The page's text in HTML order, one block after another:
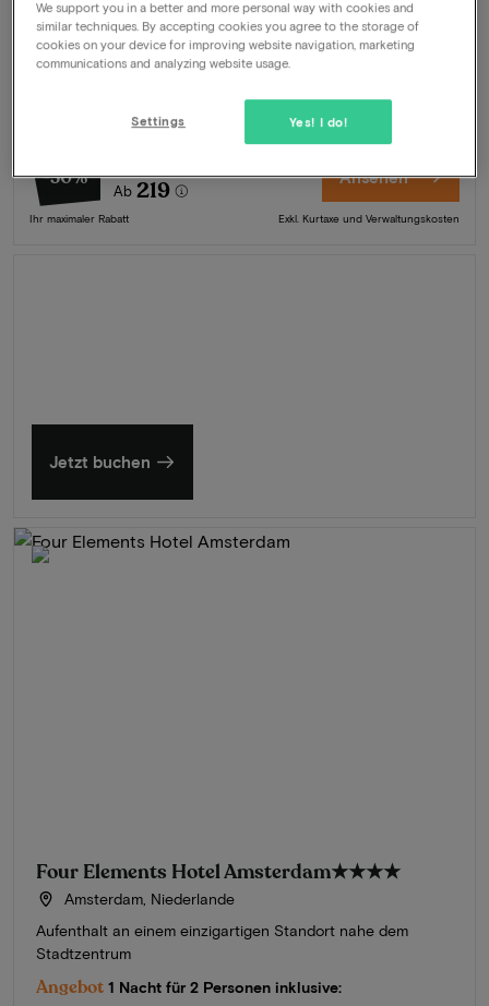
Angebot 1 Nacht für 2 Personen inklusive:
Frühstücksbüffet
Später Check-out
Wellness & Fitnessstudio
-30%
Ab 219
Ihr maximaler Rabatt
Ansehen
Exkl. Kurtaxe und Verwaltungskosten
Jetzt buchen
Four Elements Hotel Amsterdam★★★★
Amsterdam, Niederlande
Aufenthalt an einem einzigartigen Standort nahe dem
Stadtzentrum
Angebot 1 Nacht für 2 Personen inklusive:
We support you in a better and more personal way with cookies and
similar techniques. By accepting cookies you agree to the storage of
cookies on your device for improving website navigation, marketing
communications and analyzing website usage.
Yes! I do!
Settings